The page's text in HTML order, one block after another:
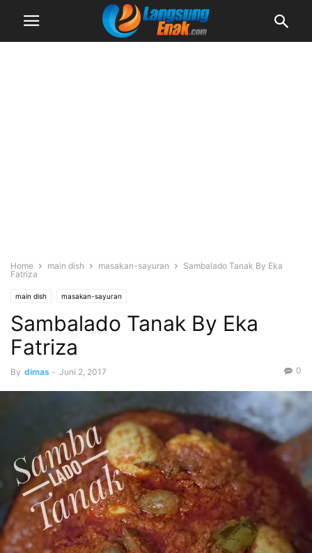
Home main dish masakan-sayuran
Sambalado Tanak By Eka
Fatriza
main dish masakan-sayuran
Sambalado Tanak By Eka
Fatriza
By dimas - Juni 2, 2017 0